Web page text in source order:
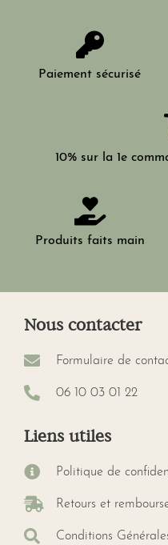
Paiement sécurisé
10% sur la 1e
Produits faits main
Nous contacter
Formulaire de
06 10 03 01 22
Liens utiles
Politique de
Retours et
Conditions